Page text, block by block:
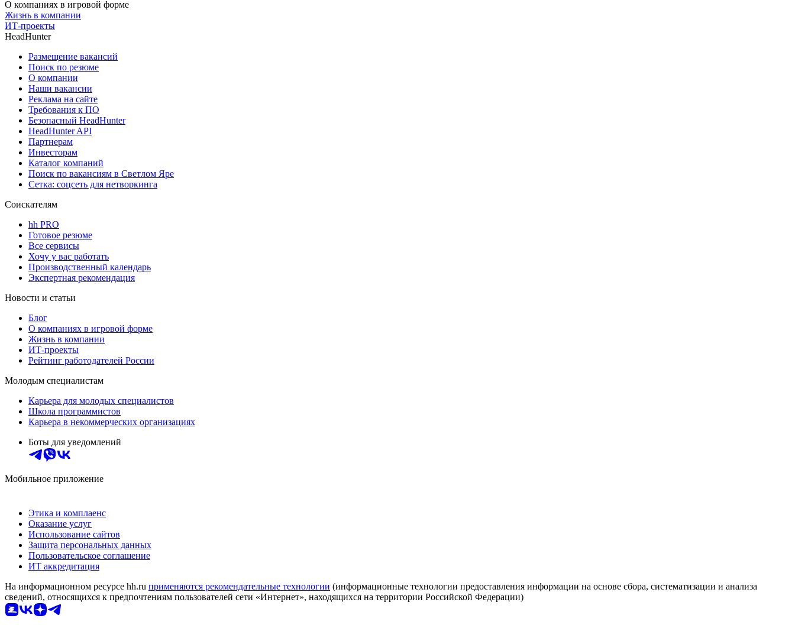
О компаниях в игровой форме
Жизнь в компании
ИТ-проекты
HeadHunter
Размещение вакансий
Поиск по резюме
О компании
Наши вакансии
Реклама на сайте
Требования к ПО
Безопасный HeadHunter
HeadHunter API
Партнерам
Инвесторам
Каталог компаний
Поиск по вакансиям в Светлом Яре
Сетка: соцсеть для нетворкинга
Соискателям
hh PRO
Готовое резюме
Все сервисы
Хочу у вас работать
Производственный календарь
Экспертная рекомендация
Новости и статьи
Блог
О компаниях в игровой форме
Жизнь в компании
ИТ-проекты
Рейтинг работодателей России
Молодым специалистам
Карьера для молодых специалистов
Школа программистов
Карьера в некоммерческих организациях
Боты для уведомлений
Мобильное приложение
Этика и комплаенс
Оказание услуг
Использование сайтов
Защита персональных данных
Пользовательское соглашение
ИТ аккредитация
На информационном ресурсе hh.ru применяются рекомендательные технологии (информационные технологии предоставления информации на основе сбора, систематизации и анализа
сведений, относящихся к предпочтениям пользователей сети «Интернет», находящихся на территории Российской Федерации)